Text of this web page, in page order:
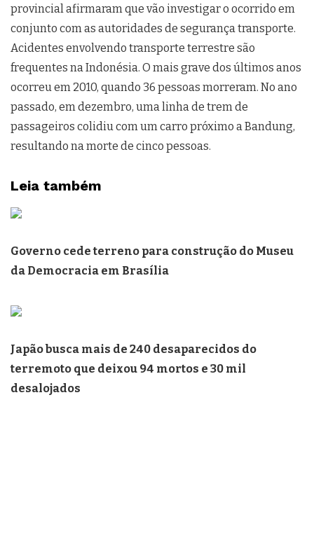
provincial afirmaram que vão investigar o ocorrido em
conjunto com as autoridades de segurança transporte.
Acidentes envolvendo transporte terrestre são
frequentes na Indonésia. O mais grave dos últimos anos
ocorreu em 2010, quando 36 pessoas morreram. No ano
passado, em dezembro, uma linha de trem de
passageiros colidiu com um carro próximo a Bandung,
resultando na morte de cinco pessoas.
Leia também
Governo cede terreno para construção do Museu
da Democracia em Brasília
Japão busca mais de 240 desaparecidos do
terremoto que deixou 94 mortos e 30 mil
desalojados